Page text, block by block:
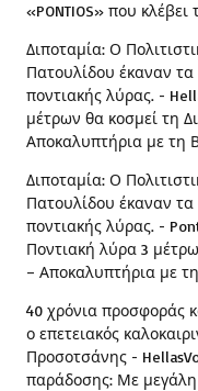
«PONTIOS» που κλέβει
Διποταμία: Ο
Πατουλίδου έκαναν
ποντιακής λύρας. -
μέτρων θα κοσμεί τη
Αποκαλυπτήρια με τη
Διποταμία: Ο
Πατουλίδου έκαναν
ποντιακής λύρας. -
Ποντιακή λύρα 3
– Αποκαλυπτήρια με
40 χρόνια προσφοράς
ο επετειακός
Προσοτσάνης -
παράδοσης: Με μεγάλη